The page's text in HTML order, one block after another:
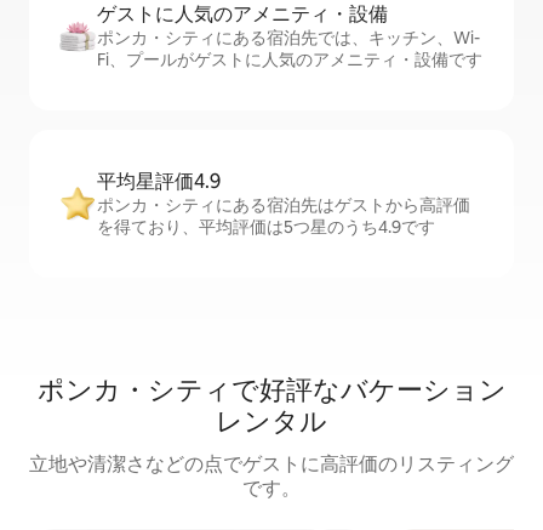
ゲストに人⁠気⁠のア⁠メ⁠ニ⁠テ⁠ィ・設⁠備
ポンカ・シティにある宿泊先では、キッチン、Wi-
Fi、プールがゲストに人気のアメニティ・設備です
平均星評価4.9
ポンカ・シティにある宿泊先はゲストから高評価
を得ており、平均評価は5つ星のうち4.9です
ポンカ・シティで好評なバケーション
レンタル
立地や清潔さなどの点でゲストに高評価のリスティング
です。